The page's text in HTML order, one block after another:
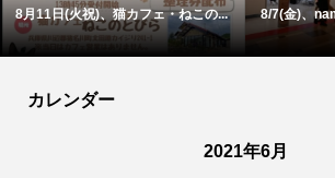
川西市で今週末〜お盆始め開催の... 川西市東畦
カレンダー
2021年6月